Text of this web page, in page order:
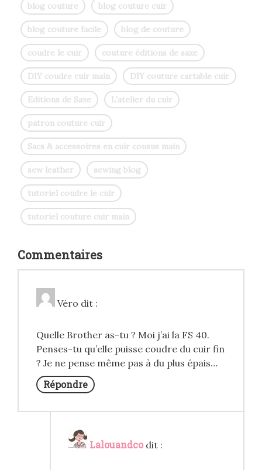
blog couture blog couture cuir
blog couture facile blog de couture
coudre le cuir couture éditions de saxe
DIY coudre cuir main DIY couture cartable cuir
Editions de Saxe L'atelier du cuir
patron couture cuir
Sacs & accessoires en cuir cousus main
sew leather sewing blog
tutoriel coudre le cuir
tutoriel couture cuir main
Commentaires
Véro dit :
Quelle Brother as-tu ? Moi j’ai la FS 40.
Penses-tu qu’elle puisse coudre du cuir fin
? Je ne pense même pas à du plus épais…
Répondre
Lalouandco dit :